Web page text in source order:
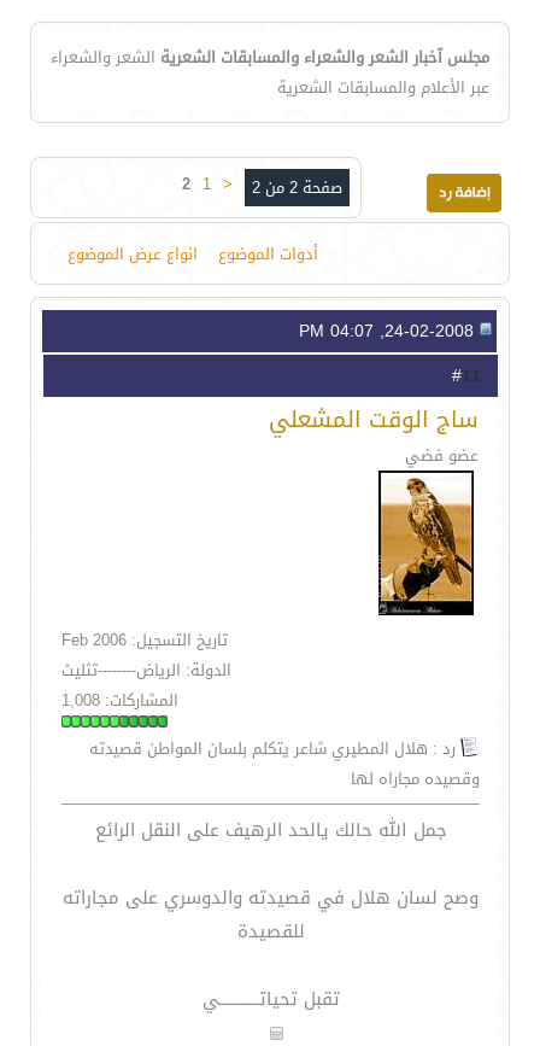
مجلس آخبار الشعر والشعراء والمسابقات الشعرية الشعر والشعراء
عبر الأعلام والمسابقات الشعرية
صفحة 2 من 2 <
1
2
أدوات الموضوع انواع عرض الموضوع
11
ساج الوقت المشعلي
عضو فضي
تاريخ التسجيل: Feb 2006
الدولة: الرياض--------تثليث
المشاركات: 1,008
رد : هلال المطيري شاعر يتكلم بلسان المواطن قصيدته
وقصيده مجاراه لها
جمل الله حالك يالحد الرهيف على النقل الرائع
وصح لسان هلال في قصيدته والدوسري على مجاراته
للقصيدة
تقبل تحياتـــــــــــي